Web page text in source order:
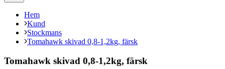
Hem
Kund
Stockmans
Tomahawk skivad 0,8-1,2kg, färsk
Tomahawk skivad 0,8-1,2kg, färsk